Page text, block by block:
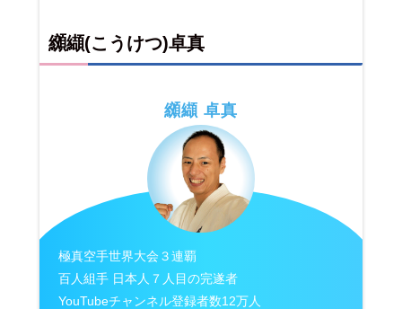
纐纈(こうけつ)卓真
纐纈 卓真
極真空手世界大会３連覇
百人組手 日本人７人目の完遂者
YouTubeチャンネル登録者数12万人